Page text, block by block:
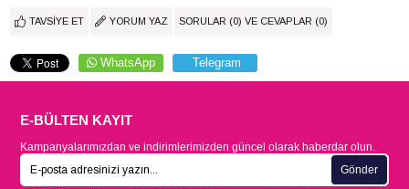
TAVSIYE ET YORUM YAZ SORULAR (0) VE CEVAPLAR (0)
WhatsApp Telegram
E-BÜLTEN KAYIT
Kampanyalarımızdan ve indirimlerimizden güncel olarak haberdar olun.
Gönder